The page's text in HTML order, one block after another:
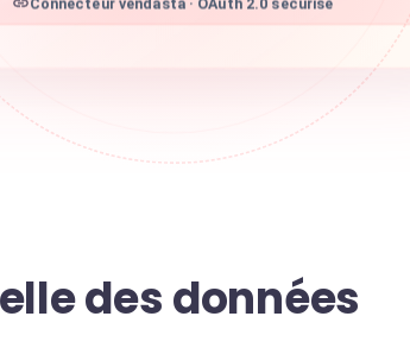
Connecteur vendasta · OAuth 2.0 sécurisé
des données